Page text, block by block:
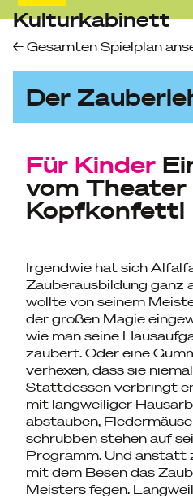
Skip
content
Kulturkabinett
Gesamten Spielplan
Der
Für Kinder
vom Theater
Kopfkonfetti
Irgendwie hat sich
Zauberausbildung ganz
wollte von seinem
der großen Magie
wie man seine
zaubert. Oder eine
verhexen, dass sie
Stattdessen verbringt
mit langweiliger
abstauben,
schrubben stehen auf
Programm. Und anstatt
mit dem Besen das
Meisters fegen.